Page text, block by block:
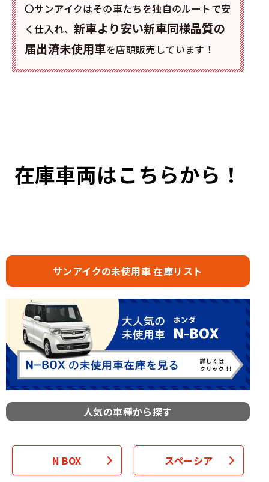
〇サンアイクはその車たちを独自のルートで安
く仕入れ、 新車より安い新車同様品質の
届出済未使用車を店頭販売しています！
在庫車両はこちらから！
サンアイクの未使用車 在庫リスト
人気の車種から探す
N BOX スペーシア